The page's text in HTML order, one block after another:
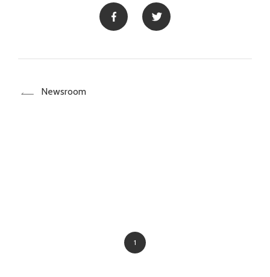
Newsroom
1